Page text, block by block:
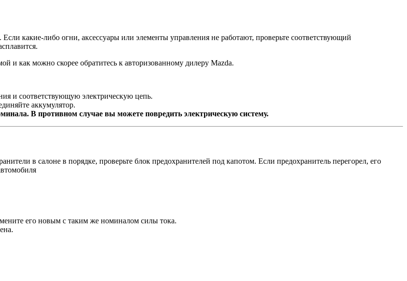
какие-либо огни, аксессуары или элементы управления не работают, проверьте соответствующий
и как можно скорее обратитесь к авторизованному дилеру Mazda.
и соответствующую электрическую цепь.
аккумулятор.
В противном случае вы можете повредить электрическую систему.
в салоне в порядке, проверьте блок предохранителей под капотом. Если предохранитель перегорел, его
его новым с таким же номиналом силы тока.